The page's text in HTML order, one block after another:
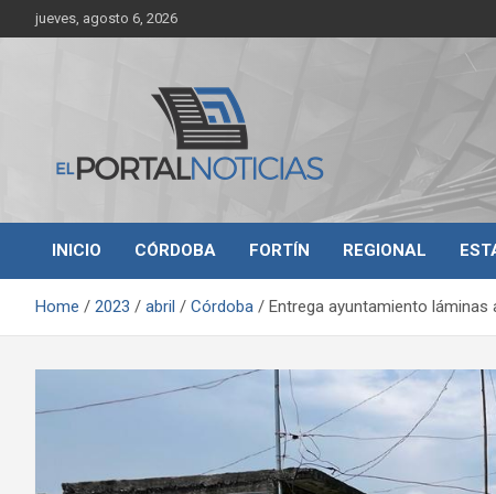
to
jueves, agosto 6, 2026
El Portal Noticias
INICIO CÓRDOBA FORTÍN REGIONAL
Home 2023 abril Córdoba Entrega ayuntamiento